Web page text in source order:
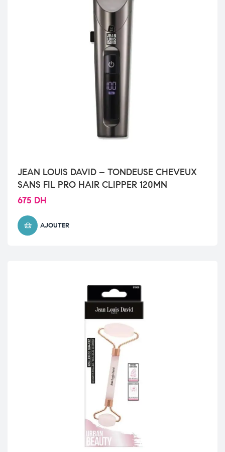
JEAN LOUIS DAVID – TONDEUSE CHEVEUX
SANS FIL PRO HAIR CLIPPER 120MN
675 DH
AJOUTER